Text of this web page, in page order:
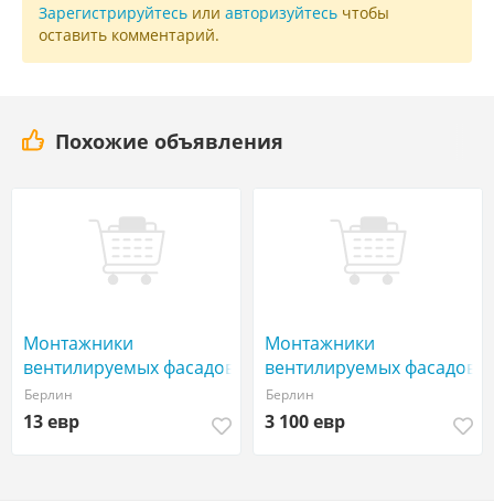
Зарегистрируйтесь или авторизуйтесь чтобы
оставить комментарий.
Похожие объявления
Монтажники
вентилируемых фасадов
| Берлин, Ганновер | от
13 €/час нетто
Берлин
13 евр
Монтажники
вентилируемых фасадов
Берлин
3 100 евр